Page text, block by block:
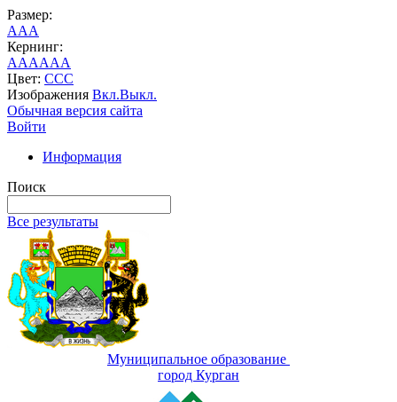
Размер:
AAA
Кернинг:
AAAAAA
Цвет: CCC
Изображения Вкл.Выкл.
Обычная версия сайта
Войти
Информация
Поиск
Все результаты
Муниципальное образование
город Курган